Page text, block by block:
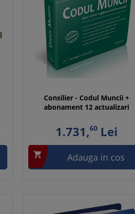
Consilier - Codul Muncii +
abonament 12 actualizari
1.731,60Lei
 Adauga in cos